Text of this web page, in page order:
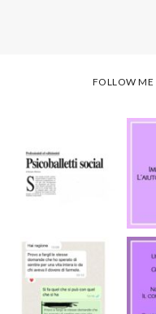
FOLLOW ME